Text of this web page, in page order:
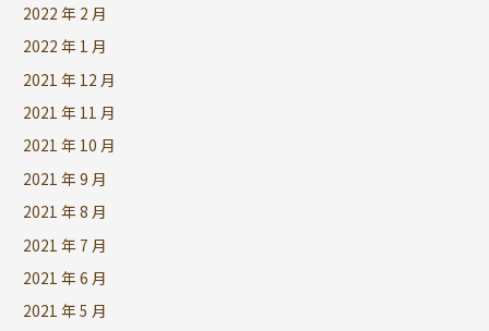
2022 年 2 月
2022 年 1 月
2021 年 12 月
2021 年 11 月
2021 年 10 月
2021 年 9 月
2021 年 8 月
2021 年 7 月
2021 年 6 月
2021 年 5 月